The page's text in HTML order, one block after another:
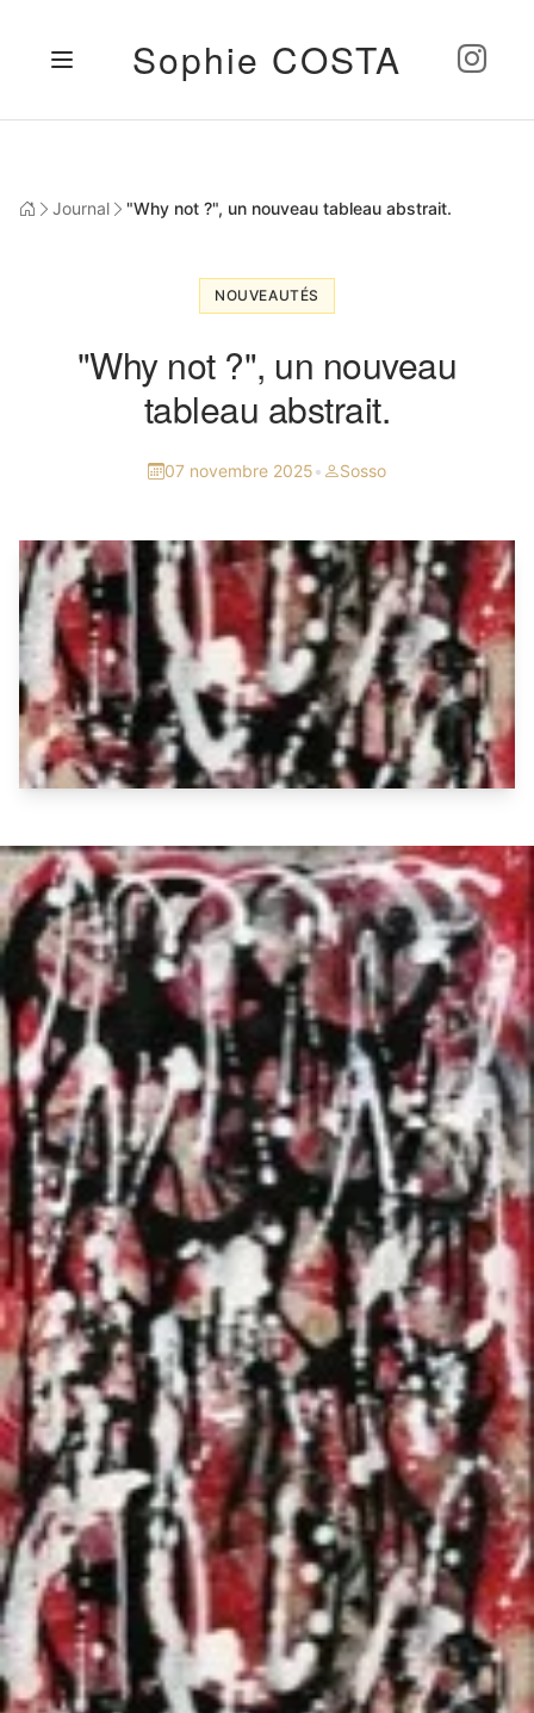
Sophie COSTA
Journal "Why not ?", un nouveau tableau abstrait.
NOUVEAUTÉS
"Why not ?", un nouveau
tableau abstrait.
07 novembre 2025• Sosso